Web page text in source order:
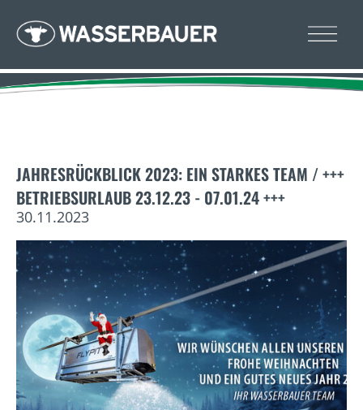
JAHRESRÜCKBLICK 2023: EIN STARKES TEAM / +++
BETRIEBSURLAUB 23.12.23 - 07.01.24 +++
30.11.2023